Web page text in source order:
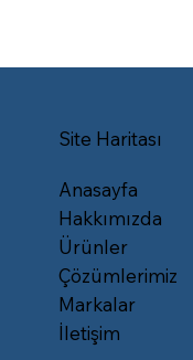
Site Haritası
Anasayfa
Hakkımızda
Ürünler
Çözümlerimiz
Markalar
İletişim